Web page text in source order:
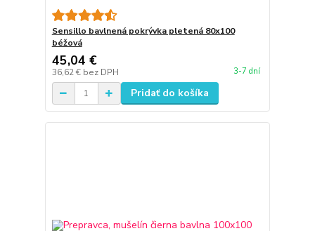
Sensillo bavlnená pokrývka pletená 80x100
béžová
45,04 €
36,62 € bez DPH 3-7 dní
Pridať do košíka